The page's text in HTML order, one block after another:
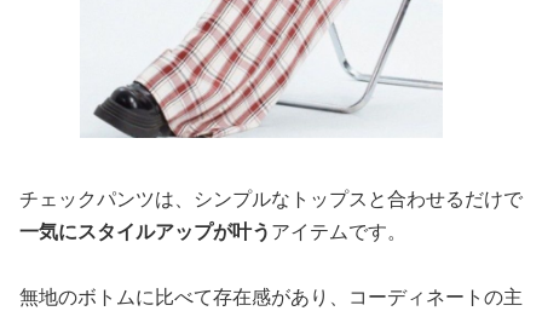
チェックパンツは、シンプルなトップスと合わせるだけで
一気にスタイルアップが叶うアイテムです。
無地のボトムに比べて存在感があり、コーディネートの主